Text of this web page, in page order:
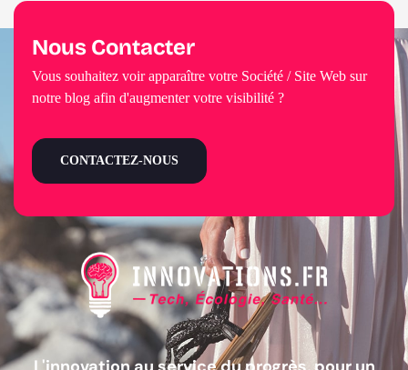
Nous Contacter
Vous souhaitez voir apparaître votre Société / Site Web sur
notre blog afin d'augmenter votre visibilité ?
CONTACTEZ-NOUS